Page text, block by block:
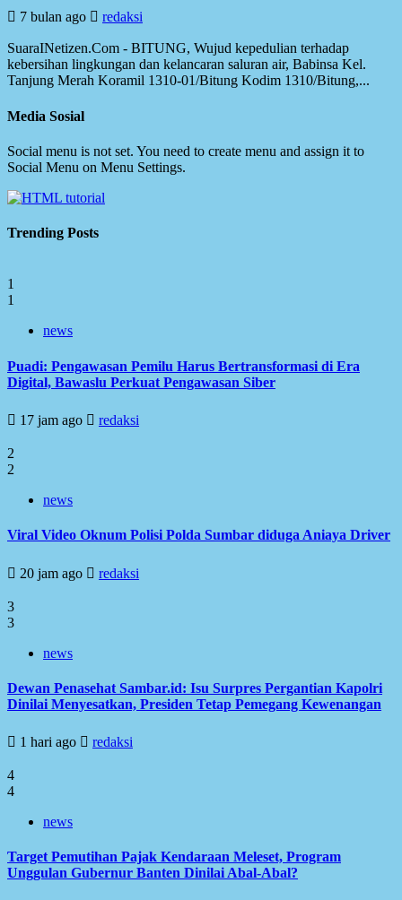
7 bulan ago redaksi
SuaraINetizen.Com - BITUNG, Wujud kepedulian terhadap
kebersihan lingkungan dan kelancaran saluran air, Babinsa Kel.
Tanjung Merah Koramil 1310-01/Bitung Kodim 1310/Bitung,...
Media Sosial
Social menu is not set. You need to create menu and assign it to
Social Menu on Menu Settings.
Trending Posts
1
1
news
Puadi: Pengawasan Pemilu Harus Bertransformasi di Era
Digital, Bawaslu Perkuat Pengawasan Siber
17 jam ago redaksi
2
2
news
Viral Video Oknum Polisi Polda Sumbar diduga Aniaya Driver
20 jam ago redaksi
3
3
news
Dewan Penasehat Sambar.id: Isu Surpres Pergantian Kapolri
Dinilai Menyesatkan, Presiden Tetap Pemegang Kewenangan
1 hari ago redaksi
4
4
news
Target Pemutihan Pajak Kendaraan Meleset, Program
Unggulan Gubernur Banten Dinilai Abal-Abal?